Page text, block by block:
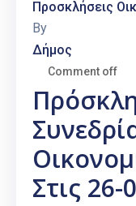
Προσκλήσεις
By
Δήμος
Comment off
Στις 26-